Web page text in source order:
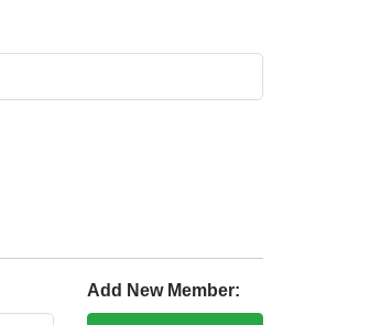
Add New Member: